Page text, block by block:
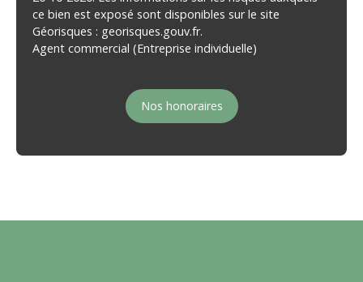
ce bien est exposé sont disponibles sur le site
Géorisques : georisques.gouv.fr.
Agent commercial (Entreprise individuelle)
Nos honoraires